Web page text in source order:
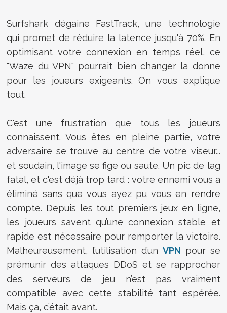
Surfshark dégaine FastTrack, une technologie
qui promet de réduire la latence jusqu'à 70%. En
optimisant votre connexion en temps réel, ce
"Waze du VPN" pourrait bien changer la donne
pour les joueurs exigeants. On vous explique
tout.
C'est une frustration que tous les joueurs
connaissent. Vous êtes en pleine partie, votre
adversaire se trouve au centre de votre viseur...
et soudain, l'image se fige ou saute. Un pic de lag
fatal, et c'est déjà trop tard : votre ennemi vous a
éliminé sans que vous ayez pu vous en rendre
compte. Depuis les tout premiers jeux en ligne,
les joueurs savent qu’une connexion stable et
rapide est nécessaire pour remporter la victoire.
Malheureusement, l’utilisation d’un VPN pour se
prémunir des attaques DDoS et se rapprocher
des serveurs de jeu n’est pas vraiment
compatible avec cette stabilité tant espérée.
Mais ça, c’était avant.